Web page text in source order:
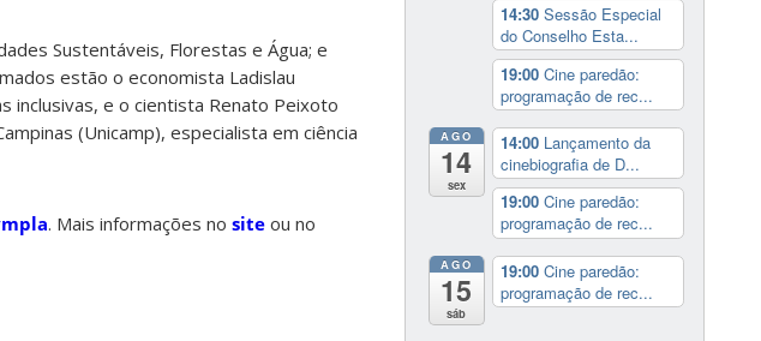
Sustentáveis, Florestas e Água; e
estão o economista Ladislau
inclusivas, e o cientista Renato Peixoto
(Unicamp), especialista em ciência
. Mais informações no site ou no
14:30 Sessão Especial
do Conselho Esta...
19:00 Cine paredão:
programação de rec...
AGO
14
sex
14:00 Lançamento da
cinebiografia de D...
19:00 Cine paredão:
programação de rec...
AGO
15
sáb
19:00 Cine paredão:
programação de rec...